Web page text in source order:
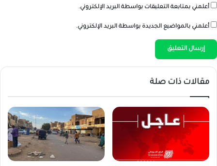
أعلمني بمتابعة التعليقات بواسطة البريد الإلكتروني.
أعلمني بالمواضيع الجديدة بواسطة البريد الإلكتروني.
مقالات ذات صلة